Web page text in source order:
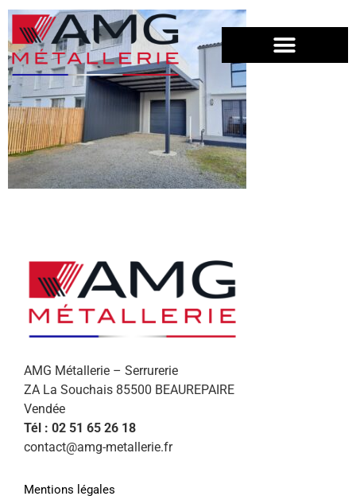
AMG Métallerie – Serrurerie
ZA La Souchais 85500 BEAUREPAIRE
Vendée
Tél : 02 51 65 26 18
contact@amg-metallerie.fr
Mentions légales